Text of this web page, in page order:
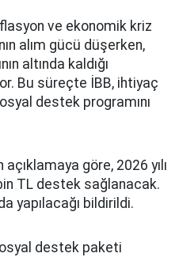
ve ekonomik kriz
alım gücü düşerken,
altında kaldığı
Bu süreçte İBB, ihtiyaç
destek programını
göre, 2026 yılı
TL destek sağlanacak.
yapılacağı bildirildi.
destek paketi